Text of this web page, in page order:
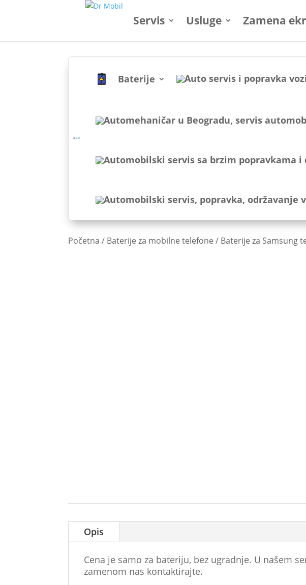
Servis Usluge Zamena
Baterije
Početna / Baterije za mobilne telefone / Baterije za Samsung
Opis
Cena je samo za bateriju, bez ugradnje. U našem
zamenom nas kontaktirajte.